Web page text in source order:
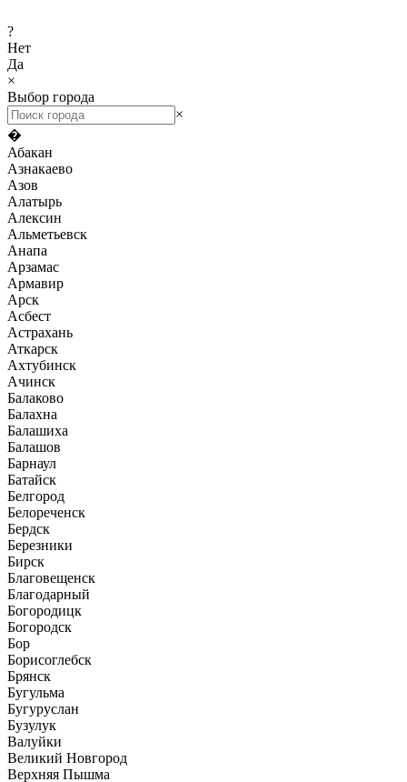
?
Нет
Да
×
Выбор города
×
�
Абакан
Азнакаево
Азов
Алатырь
Алексин
Альметьевск
Анапа
Арзамас
Армавир
Арск
Асбест
Астрахань
Аткарск
Ахтубинск
Ачинск
Балаково
Балахна
Балашиха
Балашов
Барнаул
Батайск
Белгород
Белореченск
Бердск
Березники
Бирск
Благовещенск
Благодарный
Богородицк
Богородск
Бор
Борисоглебск
Брянск
Бугульма
Бугуруслан
Бузулук
Валуйки
Великий Новгород
Верхняя Пышма